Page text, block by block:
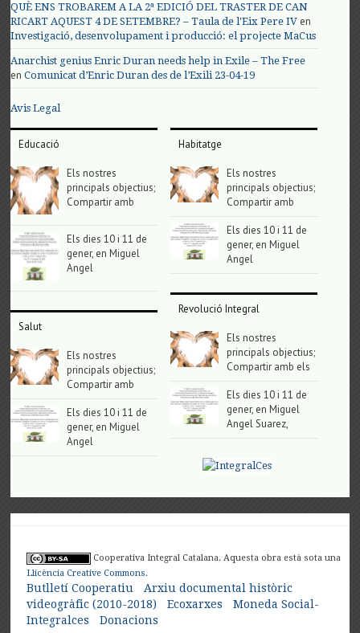
QUÈ ENS TROBAREM A LA 2ª EDICIÓ DEL TRASTER DE CAN
RICART AQUEST 4 DE SETEMBRE? – Taula de l'Eix Pere IV en
Investigació, desenvolupament i producció: el projecte MaCus
Anarchist genius Enric Duran needs help in Exile – The Free
enComunicat d’Enric Duran des de l’Exili 23-04-19
Avis Legal
Educació
Els nostres
principals objectius;
Compartir amb
Els dies 10 i 11 de
gener, en Miguel
Angel
Salut
Els nostres
principals objectius;
Compartir amb
Els dies 10 i 11 de
gener, en Miguel
Angel
Habitatge
Els nostres
principals objectius;
Compartir amb
Els dies 10 i 11 de
gener, en Miguel
Angel
Revolució Integral
Els nostres
principals objectius;
Compartir amb els
Els dies 10 i 11 de
gener, en Miguel
Angel Suarez,
Cooperativa Integral Catalana. Aquesta obra està sota una
Llicència Creative Commons.
Butlletí Cooperatiu
Arxiu documental històric
videogràfic (2010-2018)
Ecoxarxes
Moneda Social-
Integralces
Donacions